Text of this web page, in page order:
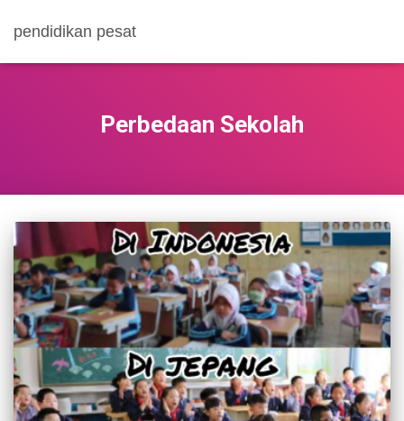
pendidikan pesat
Perbedaan Sekolah